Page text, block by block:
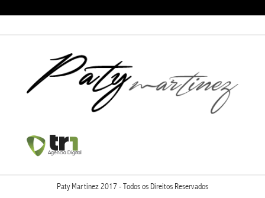
Paty Martinez 2017 - Todos os Direitos Reservados